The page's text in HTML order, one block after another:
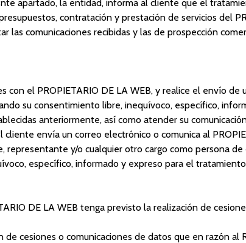
apartado, la entidad, informa al cliente que el
contratación y prestación de servicios del
comunicaciones recibidas y las de prospección
el PROPIETARIO DE LA WEB, y realice el envío
su consentimiento libre, inequívoco, específico,
anteriormente, así como atender su
envía un correo electrónico o comunica al
representante y/o cualquier otro cargo como persona
específico, informado y expreso para el
DE LA WEB tenga previsto la realización de
cesiones o comunicaciones de datos que en razón